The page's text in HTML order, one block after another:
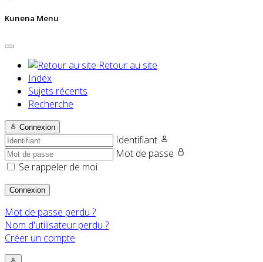
Kunena Menu
Retour au site
Index
Sujets récents
Recherche
Connexion
Identifiant
Mot de passe
Se rappeler de moi
Connexion
Mot de passe perdu ?
Nom d'utilisateur perdu ?
Créer un compte